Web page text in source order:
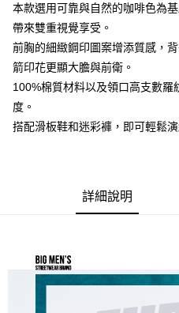
便利好安心！
１．簡單：不需註冊會員、不需綁卡、
２．便利：只要手機號碼，簡訊認證，
３．安心：先確認商品／服務後，再
１．於結帳方式選擇「AFTEE先享後
結帳頁面，進行簡訊認證並確認金額
２．訂單成立數日內，您將收到繳費
３．收到繳費通知簡訊後14天內，點
後付繳納相關費用。
※ 交易是否成功請以「AFTEE先享後
【注意事項】
１．透過由恩沛科技股份有限公司提
易，需依本服務之必要範圍內提供個
權轉讓予恩沛科技股份有限公司。
運送方式
全家付款取貨
每筆NT$150
7-11付款取貨
每筆NT$80，滿NT$1,200(含以
本款選用可靠與自然的咖啡色為
帶來雙重視覺享受。
前胸的細緻鋼印圖案增添質感，
箭印花更顯大膽與前衛。
100%棉質材料以及領口高支數
度。
搭配滑板鞋和迷彩褲，即可輕鬆
詳細說明